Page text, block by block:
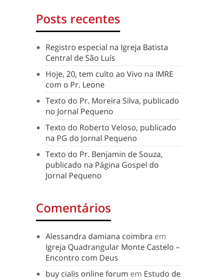
Posts recentes
Registro especial na Igreja Batista
Central de São Luís
Hoje, 20, tem culto ao Vivo na IMRE
com o Pr. Leone
Texto do Pr. Moreira Silva, publicado
no Jornal Pequeno
Texto do Roberto Veloso, publicado
na PG do Jornal Pequeno
Texto do Pr. Benjamin de Souza,
publicado na Página Gospel do
Jornal Pequeno
Comentários
Alessandra damiana coimbra em
Igreja Quadrangular Monte Castelo –
Encontro com Deus
buy cialis online forum em Estudo de